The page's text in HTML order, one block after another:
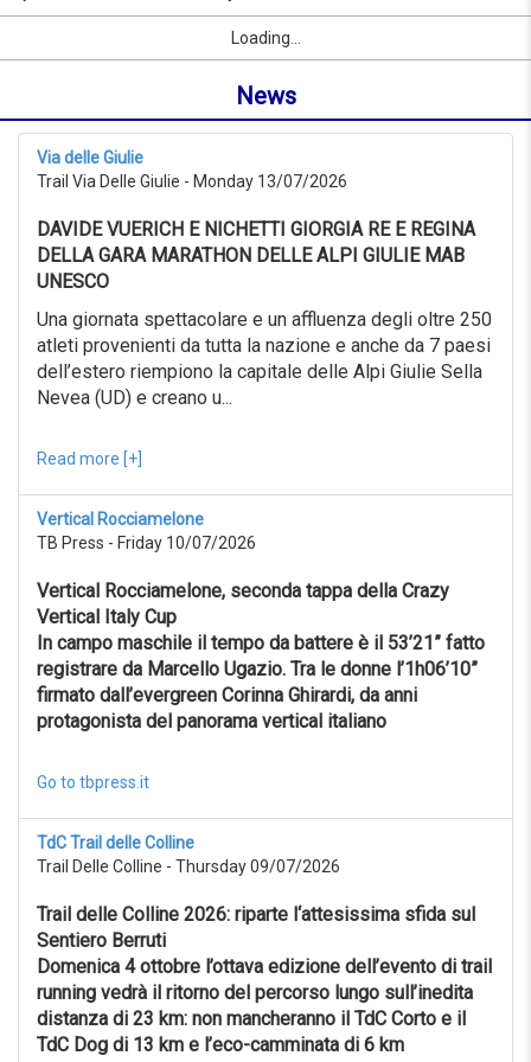
to
from
999KM
Advanced
search
Reset
from
07/07/2026
Advanced
search
Sport
Reset
City link
Loading...
News
Via delle Giulie
Trail Via Delle Giulie - Monday 13/07/2026
DAVIDE VUERICH E NICHETTI GIORGIA RE E REGINA
DELLA GARA MARATHON DELLE ALPI GIULIE MAB
UNESCO
Una giornata spettacolare e un affluenza degli oltre 250
atleti provenienti da tutta la nazione e anche da 7 paesi
dell’estero riempiono la capitale delle Alpi Giulie Sella
Nevea (UD) e creano u...
Read more [+]
Vertical Rocciamelone
TB Press - Friday 10/07/2026
Vertical Rocciamelone, seconda tappa della Crazy
Vertical Italy Cup
In campo maschile il tempo da battere è il 53’21” fatto
registrare da Marcello Ugazio. Tra le donne l’1h06’10”
firmato dall’evergreen Corinna Ghirardi, da anni
protagonista del panorama vertical italiano
Go to tbpress.it
TdC Trail delle Colline
Trail Delle Colline - Thursday 09/07/2026
Trail delle Colline 2026: riparte l‘attesissima sfida sul
Sentiero Berruti
Domenica 4 ottobre l’ottava edizione dell’evento di trail
running vedrà il ritorno del percorso lungo sull’inedita
distanza di 23 km: non mancheranno il TdC Corto e il
TdC Dog di 13 km e l’eco-camminata di 6 km